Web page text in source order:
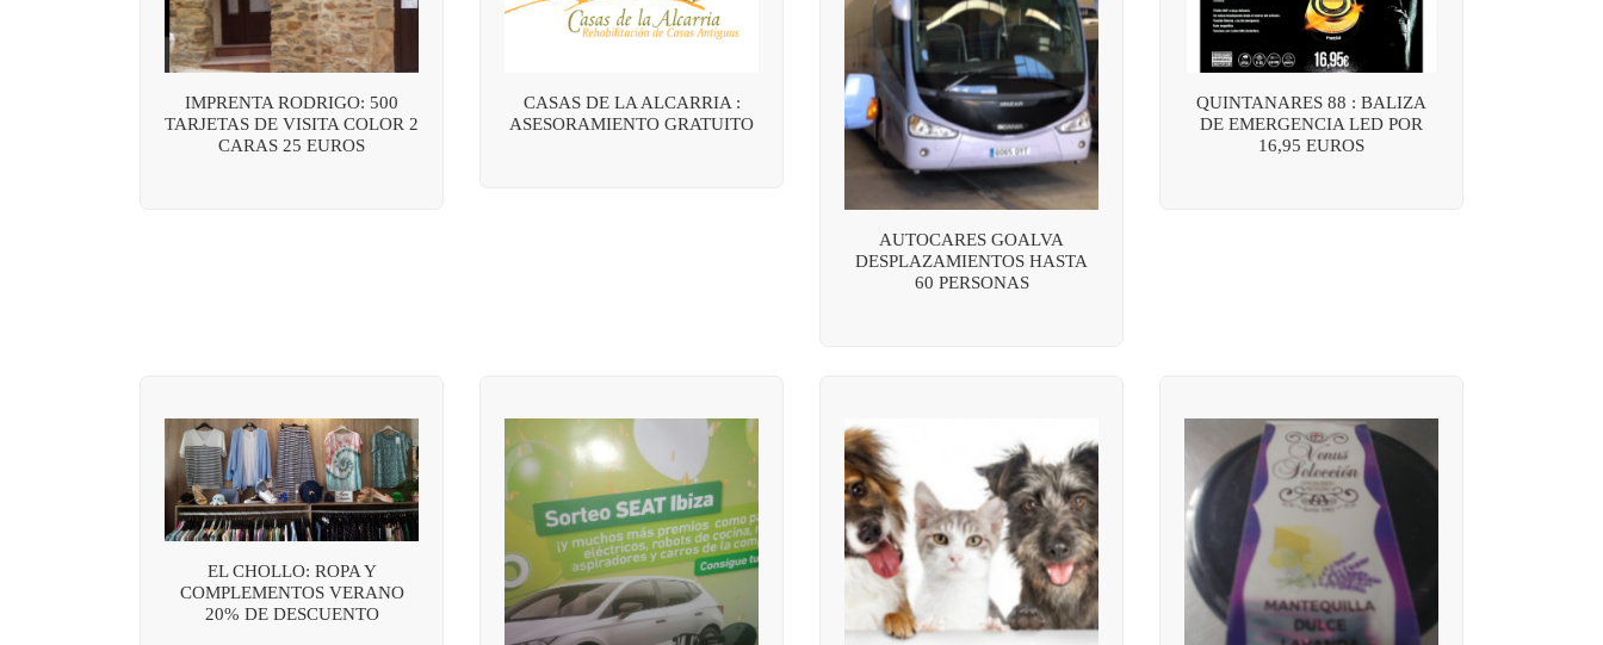
IMPRENTA RODRIGO: 500
TARJETAS DE VISITA COLOR 2
CARAS 25 EUROS
CASAS DE LA ALCARRIA :
ASESORAMIENTO GRATUITO
AUTOCARES GOALVA
DESPLAZAMIENTOS HASTA
60 PERSONAS
QUINTANARES 88 : BALIZA
DE EMERGENCIA LED POR
16,95 EUROS
EL CHOLLO: ROPA Y
COMPLEMENTOS VERANO
20% DE DESCUENTO